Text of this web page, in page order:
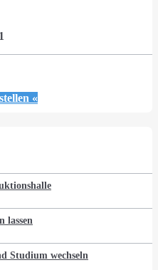
«
lassen
Studium wechseln